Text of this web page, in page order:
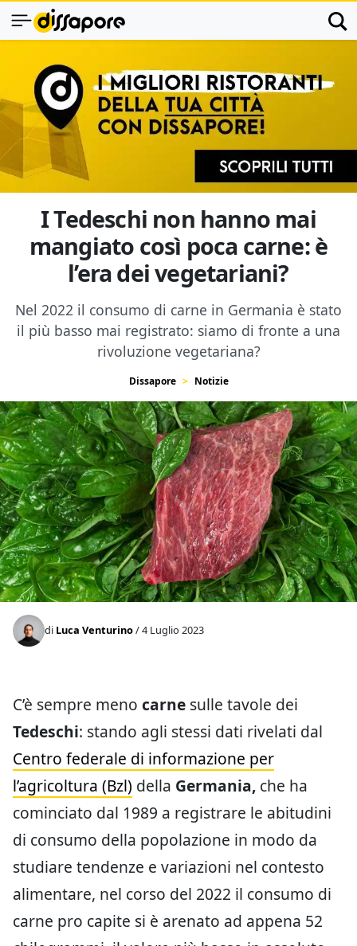
I Tedeschi non hanno mai
mangiato così poca carne: è
l’era dei vegetariani?
Nel 2022 il consumo di carne in Germania è stato
il più basso mai registrato: siamo di fronte a una
rivoluzione vegetariana?
Dissapore Notizie
di Luca Venturino/ 4 Luglio 2023
C’è sempre meno carne sulle tavole dei
Tedeschi: stando agli stessi dati rivelati dal
Centro federale di informazione per
l’agricoltura (Bzl) della Germania, che ha
cominciato dal 1989 a registrare le abitudini
di consumo della popolazione in modo da
studiare tendenze e variazioni nel contesto
alimentare, nel corso del 2022 il consumo di
carne pro capite si è arenato ad appena 52